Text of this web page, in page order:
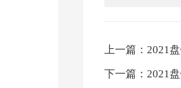
上一篇：2021
下一篇：2021